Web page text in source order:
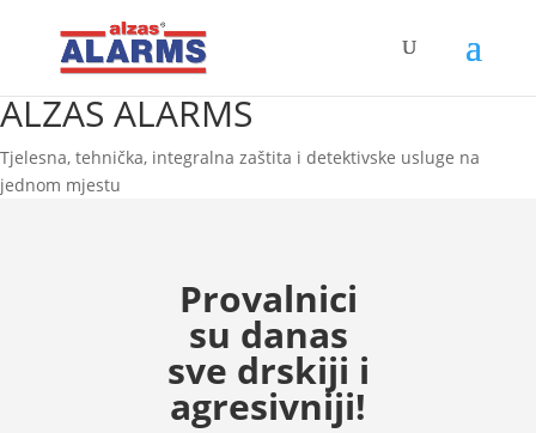
ALZAS ALARMS
Tjelesna, tehnička, integralna zaštita i detektivske usluge na
jednom mjestu
Provalnici
su danas
sve drskiji i
agresivniji!